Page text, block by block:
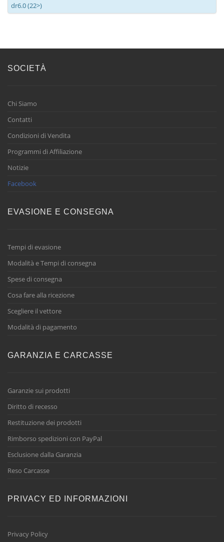
dr6.0 (22>)
SOCIETÀ
Chi Siamo
Contatti
Condizioni di Vendita
Programmi di Affiliazione
Notizie
Facebook
EVASIONE E CONSEGNA
Tempi di evasione
Modalità e Tempi di consegna
Spese di consegna
Cosa fare alla ricezione
Scegliere il vettore
Modalità di pagamento
GARANZIA E CARCASSE
Garanzie sui prodotti
Diritto di recesso
Restituzione dei prodotti
Rimborso spedizioni con PayPal
Esclusione dalla Garanzia
Reso Carcasse
PRIVACY ED INFORMAZIONI
Privacy Policy